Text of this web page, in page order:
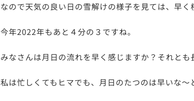
なので天気の良い日の雪解けの様子を見ては、早
今年2022年もあと４分の３ですね。
みなさんは月日の流れを早く感じますか？それとも
私は忙しくてもヒマでも、月日のたつのは早いな～